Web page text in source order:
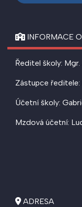
INFORMACE
Ředitel školy:
Zástupce ředitele:
Účetní školy:
Mzdová účetní:
ADRESA